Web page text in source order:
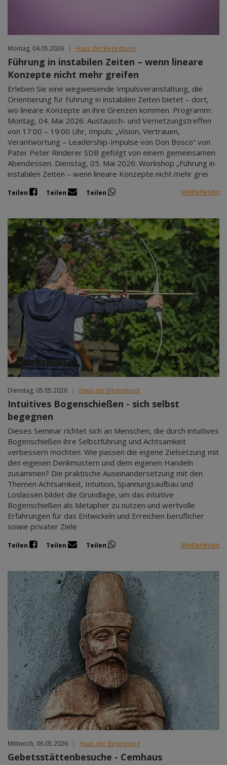
Jul 2027
Montag, 04.05.2026 | Haus der Begegnung
Führung in instabilen Zeiten – wenn lineare
Konzepte nicht mehr greifen
Erleben Sie eine wegweisende Impulsveranstaltung, die
Orientierung für Führung in instabilen Zeiten bietet – dort,
wo lineare Konzepte an ihre Grenzen kommen. Programm:
Montag, 04. Mai 2026: Austausch- und Vernetzungstreffen
von 17:00 – 19:00 Uhr, Impuls: „Vision, Vertrauen,
Verantwortung – Leadership-Impulse von Don Bosco“ von
Pater Peter Rinderer SDB gefolgt von einem gemeinsamen
Abendessen. Dienstag, 05. Mai 2026: Workshop „Führung in
instabilen Zeiten – wenn lineare Konzepte nicht mehr grei
Teilen Teilen Teilen Weiterlesen
Dienstag, 05.05.2026 | Haus der Begegnung
Intuitives Bogenschießen - sich selbst
begegnen
Dieses Seminar richtet sich an Menschen, die durch intuitives
Bogenschießen ihre Selbstführung und Achtsamkeit
verbessern möchten. Wie passen die eigene Zielsetzung mit
den eigenen Denkmustern und dem eigenen Handeln
zusammen? Die praktische Auseinandersetzung mit den
Themen Achtsamkeit, Intuition, Spannungsaufbau und
Loslassen bildet die Grundlage, um das intuitive
Bogenschießen als Metapher zu nutzen und wertvolle
Erfahrungen für das Entwickeln und Erreichen beruflicher
sowie privater Ziele
Teilen Teilen Teilen Weiterlesen
Mittwoch, 06.05.2026 | Haus der Begegnung
Gebetsstättenbesuche - Cemhaus